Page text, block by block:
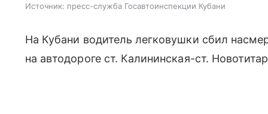
Источник: пресс-служба Госавтоинспекции Кубани
На Кубани водитель легковушки сбил
на автодороге ст. Калининская-ст.